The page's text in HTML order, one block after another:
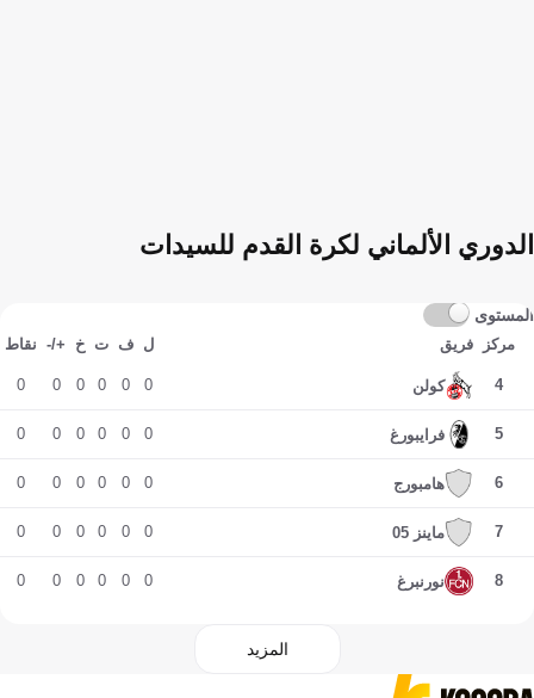
الدوري الألماني لكرة القدم للسيدات
المستوى
مركز فريق ل ف ت خ +/- نقاط
4 كولن 0
0
0
0
0
0
5 فرايبورغ 0
0
0
0
0
0
6 هامبورج 0
0
0
0
0
0
7 ماينز 05 0
0
0
0
0
0
8 نورنبرغ 0
0
0
0
0
0
المزيد